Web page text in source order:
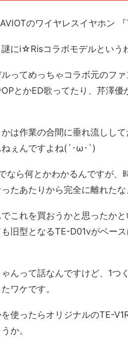
のワイヤレスイヤホン 『
にi☆Risコラボモデルという
ってめっちゃコラボ元のフ
とかED歌ってたり、芹澤
は作業の合間に垂れ流しし
ぇんですよね(´･ω･`)
なら何とかわかるんですが、
たあたりから完全に離れた
これを買おうかと思ったか
旧型となるTE-D01vがベー
んって話なんですけど、1つ
ワケです。
使ったらオリジナルのTE-
か。